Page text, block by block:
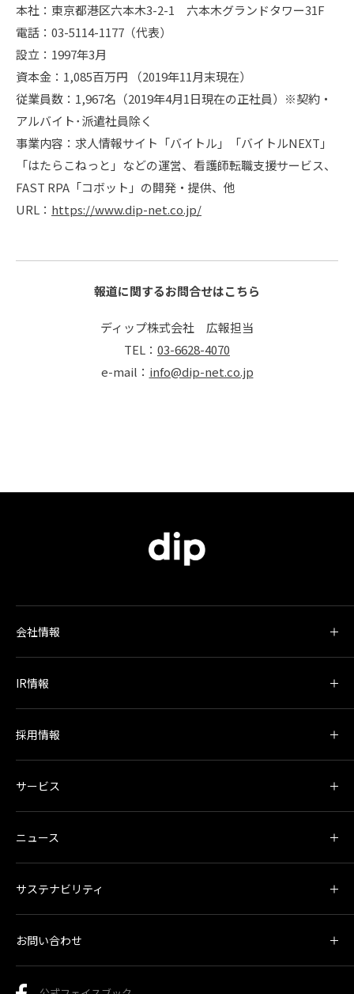
本社：東京都港区六本木3-2-1 六本木グランドタワー31F
電話：03-5114-1177（代表）
設立：1997年3月
資本金：1,085百万円 （2019年11月末現在）
従業員数：1,967名（2019年4月1日現在の正社員）※契約・
アルバイト･派遣社員除く
事業内容：求人情報サイト「バイトル」「バイトルNEXT」
「はたらこねっと」などの運営、看護師転職支援サービス、
FAST RPA「コボット」の開発・提供、他
URL： https://www.dip-net.co.jp/
報道に関するお問合せはこちら
ディップ株式会社 広報担当
TEL： 03-6628-4070
e-mail： info@dip-net.co.jp
会社情報
IR情報
採用情報
サービス
ニュース
サステナビリティ
お問い合わせ